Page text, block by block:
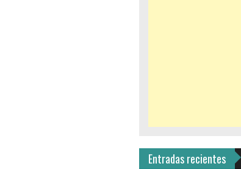
Entradas recientes